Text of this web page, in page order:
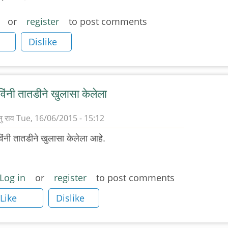
or register
to post comments
Dislike
तातडीने खुलासा केलेला
रावTue, 16/06/2015 - 15:12
तातडीने खुलासा केलेला आहे.
Log in or register
to post comments
Like
Dislike